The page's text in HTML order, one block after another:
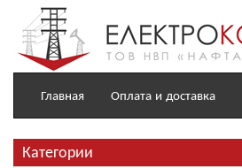
Главная Оплата и доставка
Категории